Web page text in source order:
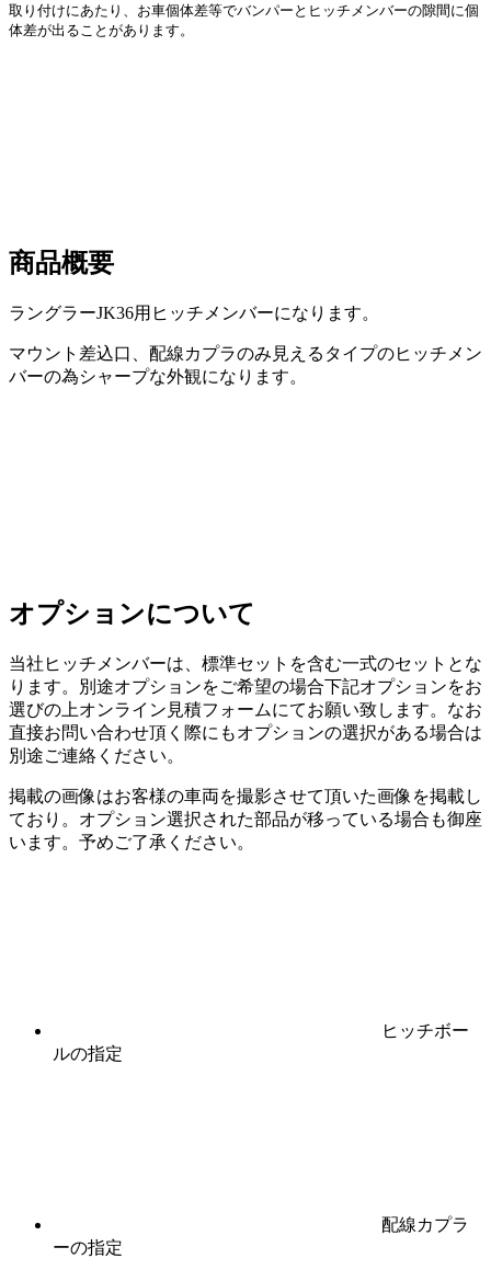
取り付けにあたり、お車個体差等でバンパーとヒッチメンバーの隙間に個
体差が出ることがあります。
商品概要
ラングラーJK36用ヒッチメンバーになります。
マウント差込口、配線カプラのみ見えるタイプのヒッチメン
バーの為シャープな外観になります。
オプションについて
当社ヒッチメンバーは、標準セットを含む一式のセットとな
ります。別途オプションをご希望の場合下記オプションをお
選びの上オンライン見積フォームにてお願い致します。なお
直接お問い合わせ頂く際にもオプションの選択がある場合は
別途ご連絡ください。
掲載の画像はお客様の車両を撮影させて頂いた画像を掲載し
ており。オプション選択された部品が移っている場合も御座
います。予めご了承ください。
ヒッチボー
ルの指定
配線カプラ
ーの指定